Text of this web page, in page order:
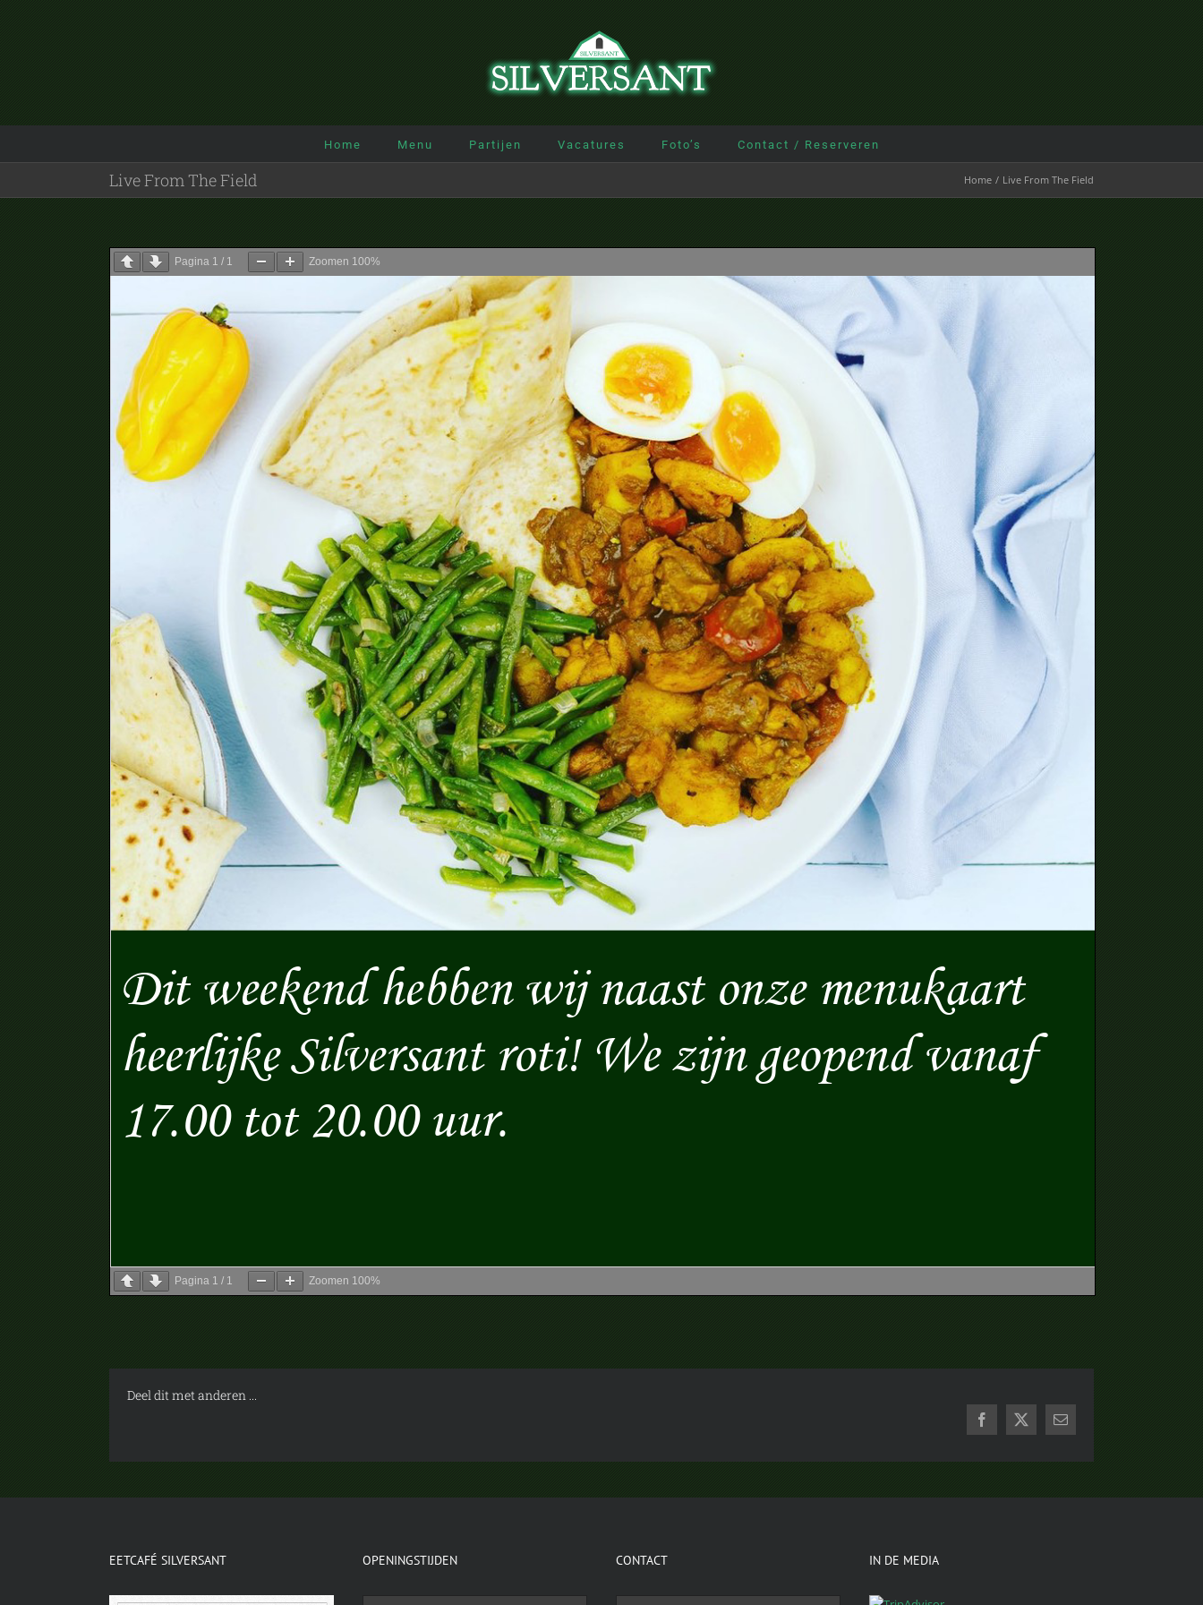
Home Menu Partijen Vacatures Foto’s Contact / Reserveren
Live From The Field Home Live From The Field
Pagina 1 / 1 Zoomen 100%
Pagina 1 / 1 Zoomen 100%
Deel dit met anderen ...
Facebook
X
E-
mail
EETCAFÉ SILVERSANT OPENINGSTIJDEN CONTACT IN DE MEDIA